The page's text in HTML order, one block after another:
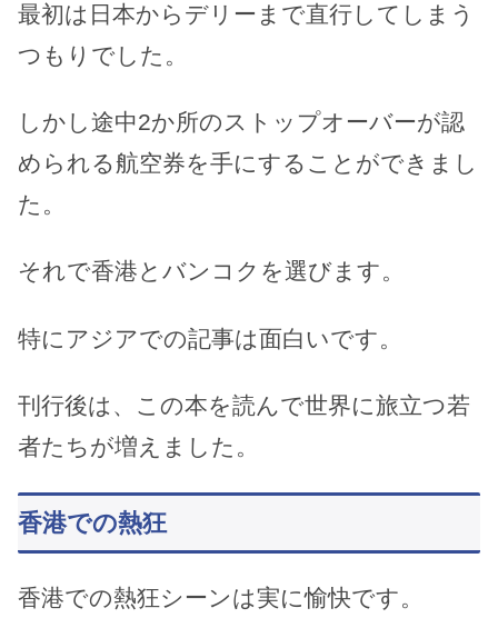
最初は日本からデリーまで直行してしまう
つもりでした。
しかし途中2か所のストップオーバーが認
められる航空券を手にすることができまし
た。
それで香港とバンコクを選びます。
特にアジアでの記事は面白いです。
刊行後は、この本を読んで世界に旅立つ若
者たちが増えました。
香港での熱狂
香港での熱狂シーンは実に愉快です。